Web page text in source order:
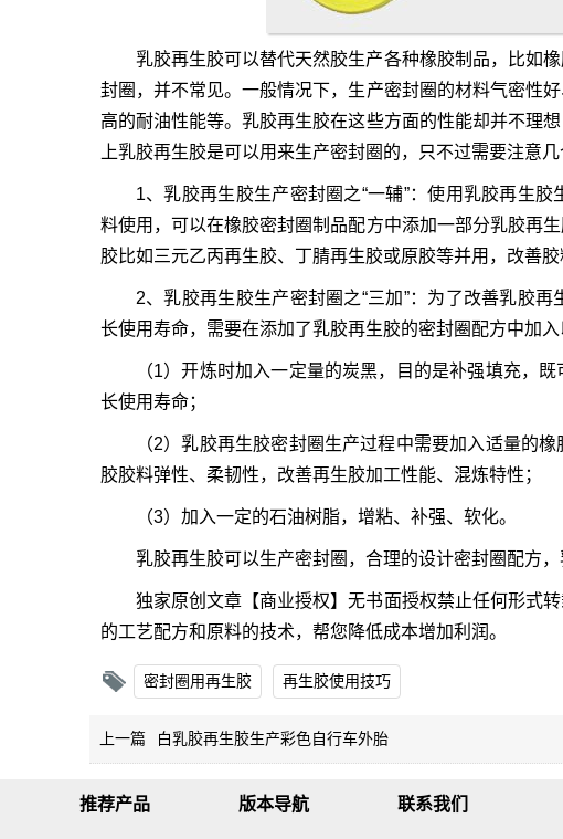
乳胶再生胶可以替代天然胶生产各种橡胶制品，比如
封圈，并不常见。一般情况下，生产密封圈的材料气密性
高的耐油性能等。乳胶再生胶在这些方面的性能却并不理
上乳胶再生胶是可以用来生产密封圈的，只不过需要注意几
1、乳胶再生胶生产密封圈之“一辅”：使用乳胶再生
料使用，可以在橡胶密封圈制品配方中添加一部分乳胶再
胶比如 三元乙丙再生胶、 丁腈再生胶或原胶等并用，改善胶
2、乳胶再生胶生产密封圈之“三加”：为了改善乳胶
长使用寿命，需要在添加了乳胶再生胶的密封圈配方中加入
（1）开炼时加入一定量的炭黑，目的是补强填充，
长使用寿命；
（2）乳胶再生胶密封圈生产过程中需要加入适量的
胶胶料弹性、柔韧性，改善再生胶加工性能、混炼特性；
（3）加入一定的石油树脂，增粘、补强、软化。
乳胶再生胶可以生产密封圈，合理的设计密封圈配方
独家原创文章【商业授权】无书面授权禁止任何形式
的工艺配方和原料的技术，帮您降低成本增加利润。
密封圈用再生胶 再生胶使用技巧
上一篇 白乳胶再生胶生产彩色自行车外胎
推荐产品 版本导航 联系我们